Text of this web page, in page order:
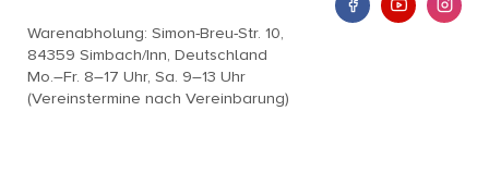
Warenabholung: Simon-Breu-Str. 10,
84359 Simbach/Inn, Deutschland
Mo.–Fr. 8–17 Uhr, Sa. 9–13 Uhr
(Vereinstermine nach Vereinbarung)